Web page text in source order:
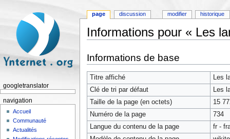
Informations pour « Les
Informations de base
Titre affiché
Les
Clé de tri par défaut
Les
Taille de la page (en octets)
15
Numéro de la page
734
Langue du contenu de la page
fr -
page discussion modifier historique
googletranslator
navigation
Accueil
Communauté
Actualités